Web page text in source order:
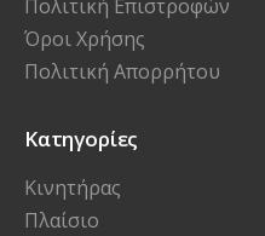
Πολιτική Επιστροφών
Όροι Χρήσης
Πολιτική Απορρήτου
Κατηγορίες
Κινητήρας
Πλαίσιο